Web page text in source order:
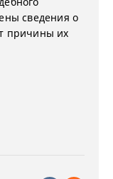
сведения о
причины их